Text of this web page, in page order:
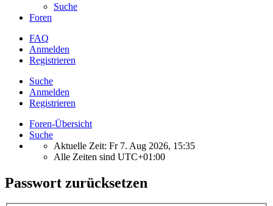
Suche
Foren
FAQ
Anmelden
Registrieren
Suche
Anmelden
Registrieren
Foren-Übersicht
Suche
Aktuelle Zeit: Fr 7. Aug 2026, 15:35
Alle Zeiten sind UTC+01:00
Passwort zurücksetzen